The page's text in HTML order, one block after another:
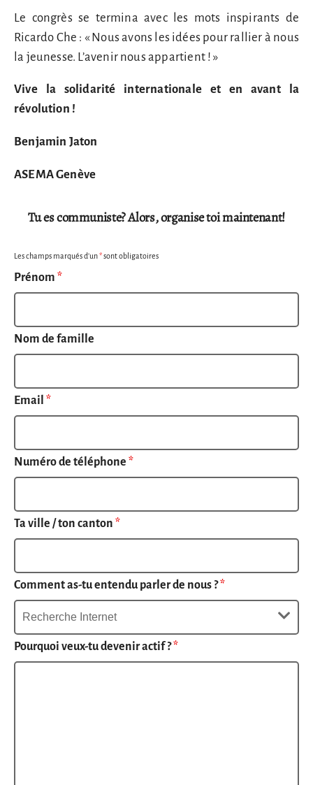
Le congrès se termina avec les mots inspirants de
Ricardo Che : « Nous avons les idées pour rallier à nous
la jeunesse. L’avenir nous appartient ! »
Vive la solidarité internationale et en avant la
révolution !
Benjamin Jaton
ASEMA Genève
Tu es communiste? Alors, organise toi maintenant!
Les champs marqués d’un*sont obligatoires
Prénom *
Nom de famille
Email *
Numéro de téléphone *
Ta ville / ton canton *
Comment as-tu entendu parler de nous ?*
Pourquoi veux-tu devenir actif ?*